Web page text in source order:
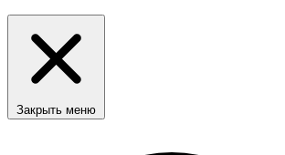
Закрыть меню